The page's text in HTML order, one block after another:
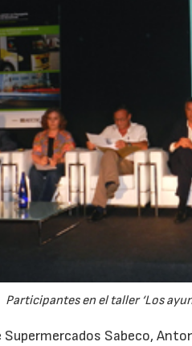
Participantes en el taller ‘Los
Sabeco,